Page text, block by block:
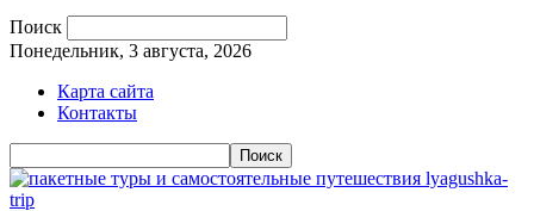
Поиск
Понедельник, 3 августа, 2026
Карта сайта
Контакты
lyagushka-
trip